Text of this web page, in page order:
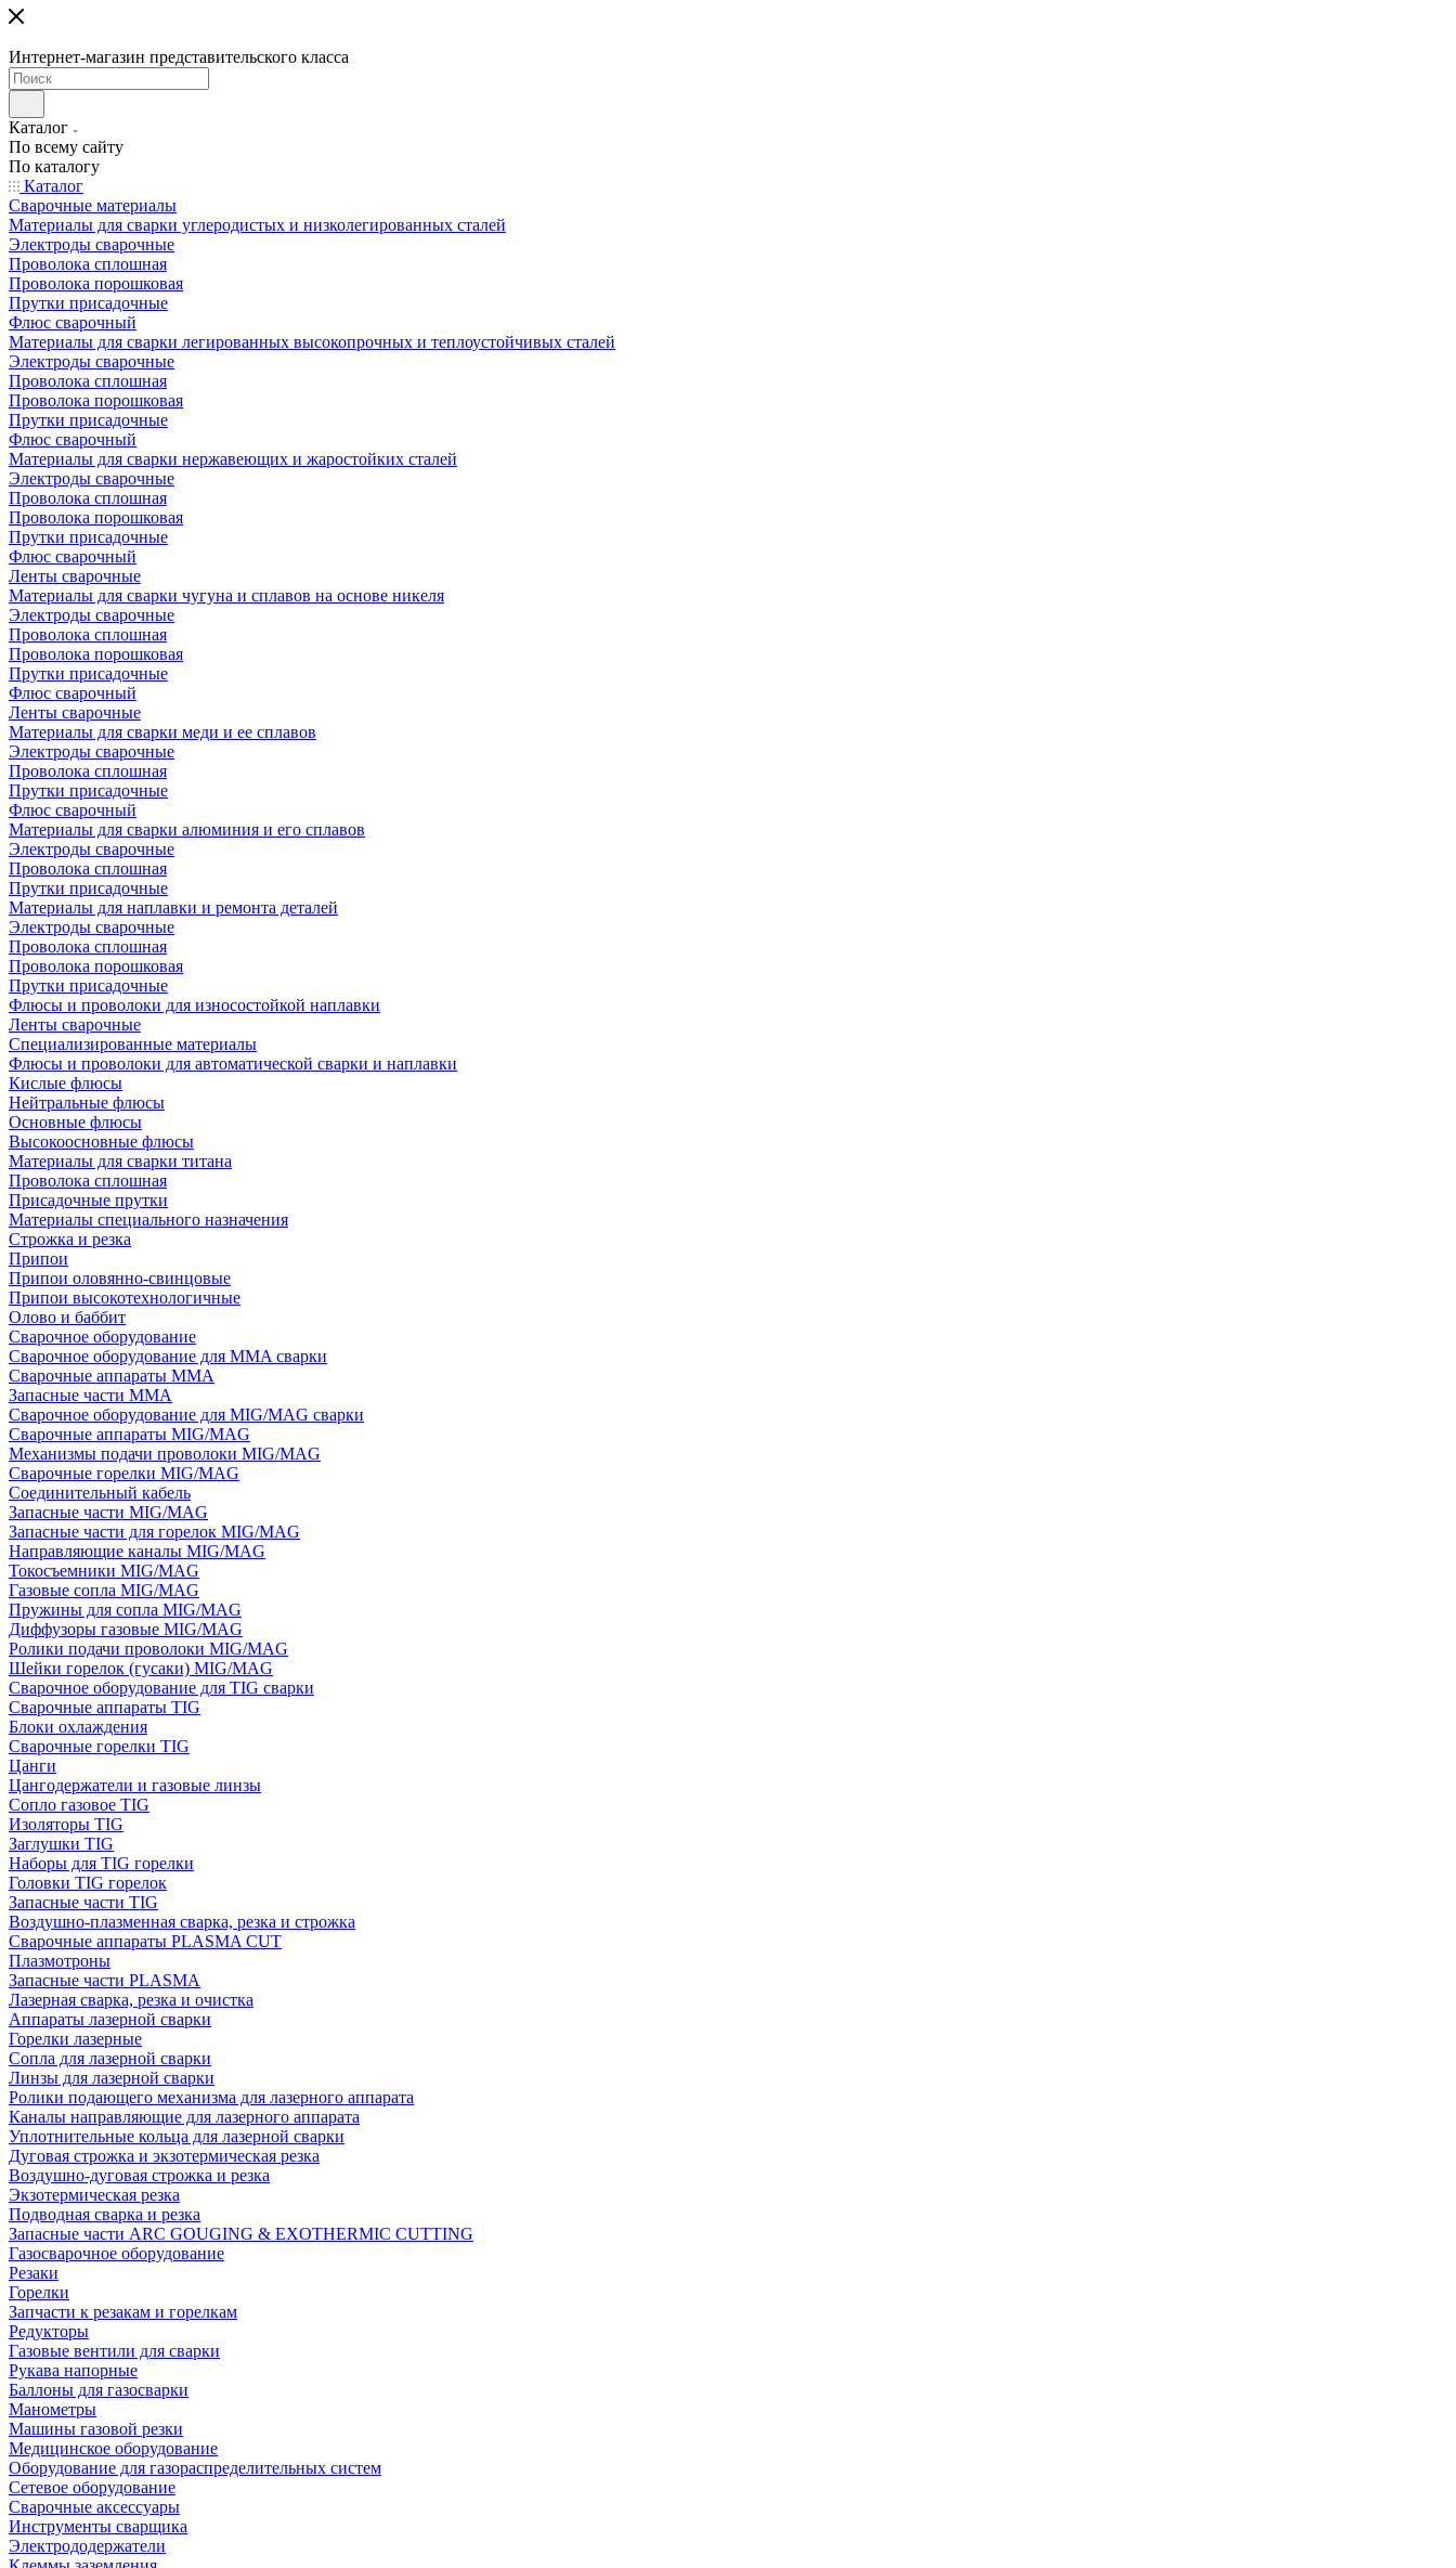
Интернет-магазин представительского класса
Каталог
По всему сайту
По каталогу
Каталог
Сварочные материалы
Материалы для сварки углеродистых и низколегированных сталей
Электроды сварочные
Проволока сплошная
Проволока порошковая
Прутки присадочные
Флюс сварочный
Материалы для сварки легированных высокопрочных и теплоустойчивых сталей
Электроды сварочные
Проволока сплошная
Проволока порошковая
Прутки присадочные
Флюс сварочный
Материалы для сварки нержавеющих и жаростойких сталей
Электроды сварочные
Проволока сплошная
Проволока порошковая
Прутки присадочные
Флюс сварочный
Ленты сварочные
Материалы для сварки чугуна и сплавов на основе никеля
Электроды сварочные
Проволока сплошная
Проволока порошковая
Прутки присадочные
Флюс сварочный
Ленты сварочные
Материалы для сварки меди и ее сплавов
Электроды сварочные
Проволока сплошная
Прутки присадочные
Флюс сварочный
Материалы для сварки алюминия и его сплавов
Электроды сварочные
Проволока сплошная
Прутки присадочные
Материалы для наплавки и ремонта деталей
Электроды сварочные
Проволока сплошная
Проволока порошковая
Прутки присадочные
Флюсы и проволоки для износостойкой наплавки
Ленты сварочные
Специализированные материалы
Флюсы и проволоки для автоматической сварки и наплавки
Кислые флюсы
Нейтральные флюсы
Основные флюсы
Высокоосновные флюсы
Материалы для сварки титана
Проволока сплошная
Присадочные прутки
Материалы специального назначения
Строжка и резка
Припои
Припои оловянно-свинцовые
Припои высокотехнологичные
Олово и баббит
Сварочное оборудование
Сварочное оборудование для MMA сварки
Сварочные аппараты MMA
Запасные части MMA
Сварочное оборудование для MIG/MAG сварки
Сварочные аппараты MIG/MAG
Механизмы подачи проволоки MIG/MAG
Сварочные горелки MIG/MAG
Соединительный кабель
Запасные части MIG/MAG
Запасные части для горелок MIG/MAG
Направляющие каналы MIG/MAG
Токосъемники MIG/MAG
Газовые сопла MIG/MAG
Пружины для сопла MIG/MAG
Диффузоры газовые MIG/MAG
Ролики подачи проволоки MIG/MAG
Шейки горелок (гусаки) MIG/MAG
Сварочное оборудование для TIG сварки
Сварочные аппараты TIG
Блоки охлаждения
Сварочные горелки TIG
Цанги
Цангодержатели и газовые линзы
Сопло газовое TIG
Изоляторы TIG
Заглушки TIG
Наборы для TIG горелки
Головки TIG горелок
Запасные части TIG
Воздушно-плазменная сварка, резка и строжка
Сварочные аппараты PLASMA CUT
Плазмотроны
Запасные части PLASMA
Лазерная сварка, резка и очистка
Аппараты лазерной сварки
Горелки лазерные
Сопла для лазерной сварки
Линзы для лазерной сварки
Ролики подающего механизма для лазерного аппарата
Каналы направляющие для лазерного аппарата
Уплотнительные кольца для лазерной сварки
Дуговая строжка и экзотермическая резка
Воздушно-дуговая строжка и резка
Экзотермическая резка
Подводная сварка и резка
Запасные части ARC GOUGING & EXOTHERMIC CUTTING
Газосварочное оборудование
Резаки
Горелки
Запчасти к резакам и горелкам
Редукторы
Газовые вентили для сварки
Рукава напорные
Баллоны для газосварки
Манометры
Машины газовой резки
Медицинское оборудование
Оборудование для газораспределительных систем
Сетевое оборудование
Сварочные аксессуары
Инструменты сварщика
Электрододержатели